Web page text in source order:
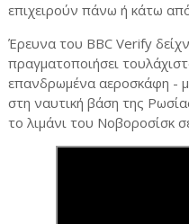
επιχειρούν πάνω ή κάτω
Έρευνα του BBC Verify
πραγματοποιήσει
επανδρωμένα αεροσκάφη -
στη ναυτική βάση της
το λιμάνι του Νοβοροσίσκ